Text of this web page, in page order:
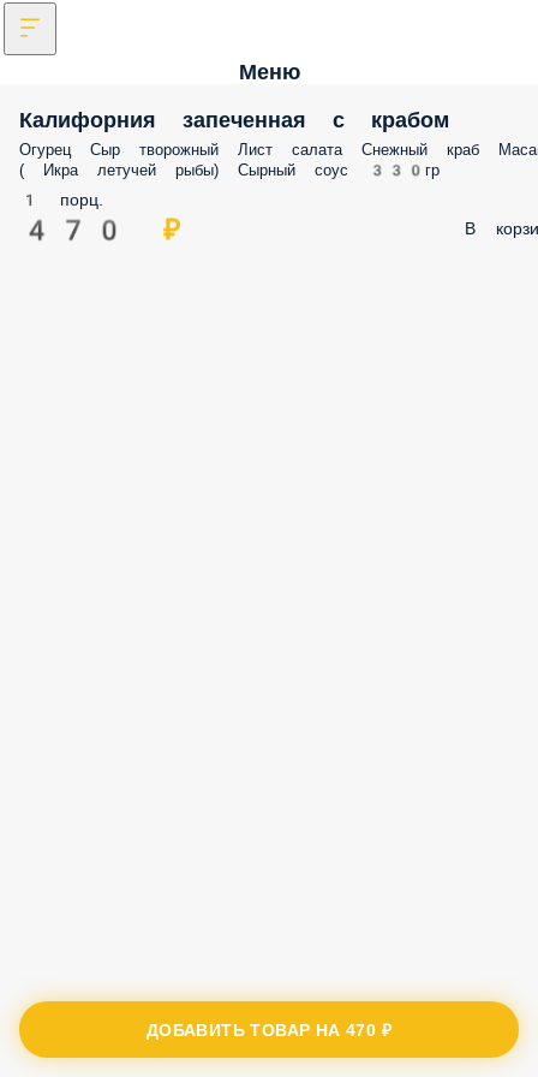
Меню
Калифорния запеченная с крабом
Огурец Сыр творожный Лист салата Снежный краб
( Икра летучей рыбы) Сырный соус 330гр
1 порц.
470 ₽ В
ДОБАВИТЬ ТОВАР НА470 ₽